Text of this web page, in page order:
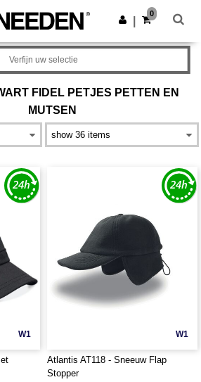
de app!
Download app
0
FIDEL PETJES PETTEN EN
MUTSEN
Verfijn uw selectie
W1 W1
Atlantis AT118 - Sneeuw Flap
Stopper